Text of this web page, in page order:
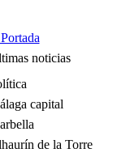
noticias
capital
de la Torre